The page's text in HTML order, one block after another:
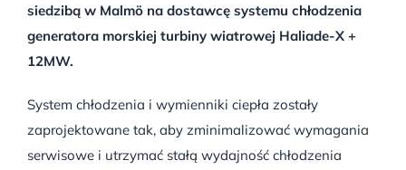
siedzibą w Malmö na dostawcę systemu chłodzenia
generatora morskiej turbiny wiatrowej Haliade-X +
12MW.
System chłodzenia i wymienniki ciepła zostały
zaprojektowane tak, aby zminimalizować wymagania
serwisowe i utrzymać stałą wydajność chłodzenia